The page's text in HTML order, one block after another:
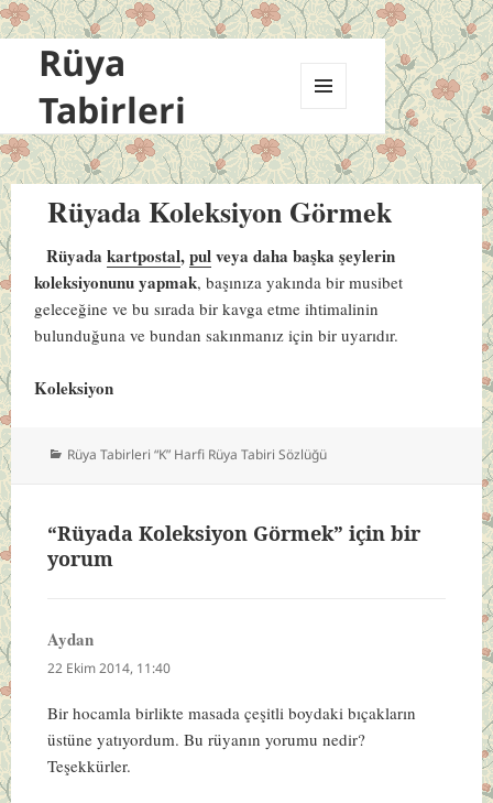
Rüya
Tabirleri
VE
BILEŞENLER
Rüyada Koleksiyon Görmek
Rüyadakartpostal,pulveya daha başka şeylerin
koleksiyonunu yapmak, başınıza yakında bir musibet
geleceğine ve bu sırada bir kavga etme ihtimalinin
bulunduğuna ve bundan sakınmanız için bir uyarıdır.
Koleksiyon
Kategoriler
Rüya Tabirleri “K” Harfi Rüya Tabiri Sözlüğü
“Rüyada Koleksiyon Görmek” için bir
yorum
Aydandedi
ki:
22 Ekim 2014, 11:40
Bir hocamla birlikte masada çeşitli boydaki bıçakların
üstüne yatıyordum. Bu rüyanın yorumu nedir?
Teşekkürler.